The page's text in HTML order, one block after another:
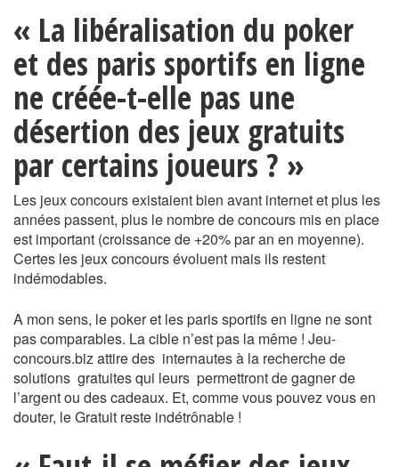
« La libéralisation du poker
et des paris sportifs en ligne
ne créée-t-elle pas une
désertion des jeux gratuits
par certains joueurs ? »
Les jeux concours existaient bien avant internet et plus les
années passent, plus le nombre de concours mis en place
est important (croissance de +20% par an en moyenne).
Certes les jeux concours évoluent mais ils restent
indémodables.
A mon sens, le poker et les paris sportifs en ligne ne sont
pas comparables. La cible n’est pas la même ! Jeu-
concours.biz attire des internautes à la recherche de
solutions gratuites qui leurs permettront de gagner de
l’argent ou des cadeaux. Et, comme vous pouvez vous en
douter, le Gratuit reste indétrônable !